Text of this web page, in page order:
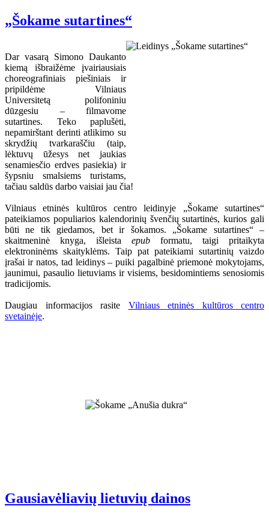
„Šokame sutartines“
Dar vasarą Simono Daukanto
kiemą išbraižėme įvairiausiais
choreografiniais piešiniais ir
pripildėme Vilniaus
Universitetą polifoniniu
dūzgesiu – filmavome
sutartines. Teko paplušėti,
nepamirštant derinti atlikimo su
skrydžių tvarkaraščiu (taip,
lėktuvų ūžesys net jaukias
senamiesčio erdves pasiekia) ir
šypsniu smalsiems turistams,
tačiau saldūs darbo vaisiai jau čia!
Vilniaus etninės kultūros centro leidinyje „Šokame sutartines“
pateikiamos populiarios kalendorinių švenčių sutartinės, kurios gali
būti ne tik giedamos, bet ir šokamos. „Šokame sutartines“ –
skaitmeninė knyga, išleista epub formatu, taigi pritaikyta
elektroninėms skaityklėms. Taip pat pateikiami sutartinių vaizdo
įrašai ir natos, tad leidinys – puiki pagalbinė priemonė mokytojams,
jaunimui, pasaulio lietuviams ir visiems, besidomintiems senosiomis
tradicijomis.
Daugiau informacijos rasite Vilniaus etninės kultūros centro
svetainėje.
Gausiavėliavių lietuvių dainos